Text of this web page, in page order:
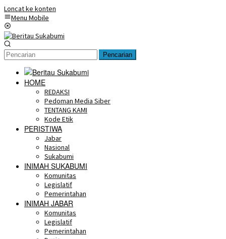
Loncat ke konten
Menu Mobile
Pencarian
HOME
REDAKSI
Pedoman Media Siber
TENTANG KAMI
Kode Etik
PERISTIWA
Jabar
Nasional
Sukabumi
INIMAH SUKABUMI
Komunitas
Legislatif
Pemerintahan
INIMAH JABAR
Komunitas
Legislatif
Pemerintahan